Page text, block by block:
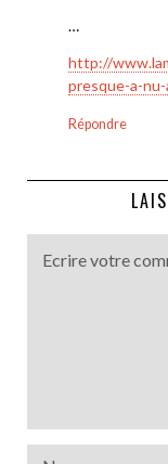
…
http://
presque-a-
Répondre